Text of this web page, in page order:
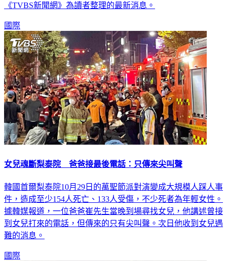
《TVBS新聞網》為讀者整理的最新消息。
國際
女兒魂斷梨泰院 爸爸接最後電話：只傳來尖叫聲
韓國首爾梨泰院10月29日的萬聖節派對演變成大規模人踩人事
件，造成至少154人死亡、133人受傷，不少死者為年輕女性。
據韓媒報道，一位爸爸崔先生當晚到場尋找女兒，他講述曾接
到女兒打來的電話，但傳來的只有尖叫聲。次日他收到女兒遇
難的消息。
國際